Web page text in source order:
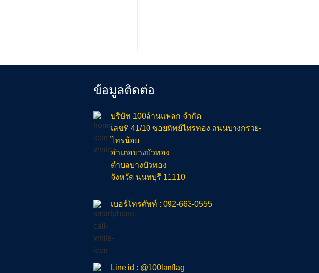
ข้อมูลติดต่อ
บริษัท 100ล้านแฟลก จำกัด
เลขที่ 41/10 ซอยทิพย์ไทรทอง ถนนบางกรวย-
ไทรน้อย
อำเภอบางบัวทอง
ตำบลบางบัวทอง
จังหวัด นนทบุรี 11110
เบอร์โทรศัพท์ : 092-663-0555
Line id : @100lanflag